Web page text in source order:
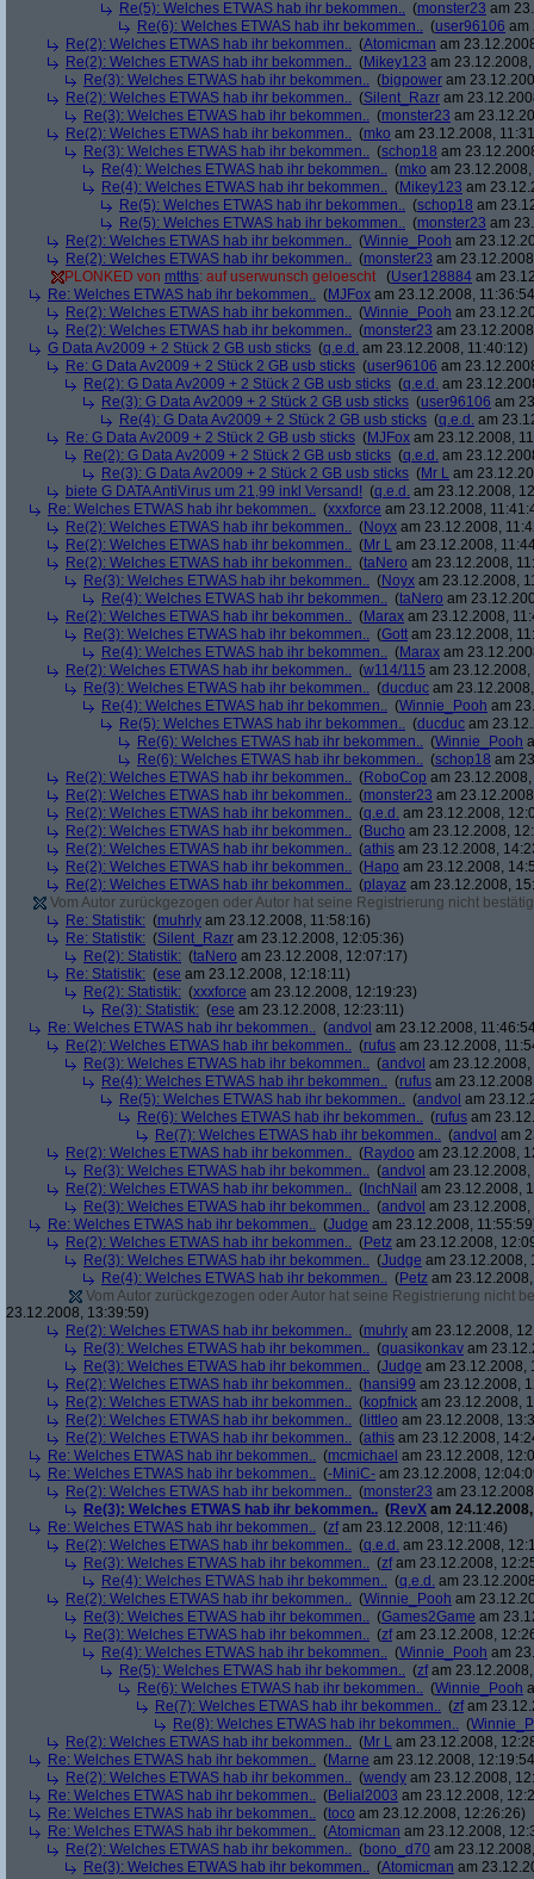
Re(5): Welches ETWAS hab ihr bekommen.. (monster23 am
Re(6): Welches ETWAS hab ihr bekommen.. (user96106 am
Re(2): Welches ETWAS hab ihr bekommen.. (Atomicman am
Re(2): Welches ETWAS hab ihr bekommen.. (Mikey123 am
Re(3): Welches ETWAS hab ihr bekommen.. (bigpower am
Re(2): Welches ETWAS hab ihr bekommen.. (Silent_Razr am
Re(3): Welches ETWAS hab ihr bekommen.. (monster23 am
Re(2): Welches ETWAS hab ihr bekommen.. (mko am 23.12.2008,
Re(3): Welches ETWAS hab ihr bekommen.. (schop18 am
Re(4): Welches ETWAS hab ihr bekommen.. (mko am
Re(4): Welches ETWAS hab ihr bekommen.. (Mikey123 am
Re(5): Welches ETWAS hab ihr bekommen.. (schop18 am
Re(5): Welches ETWAS hab ihr bekommen.. (monster23 am
Re(2): Welches ETWAS hab ihr bekommen.. (Winnie_Pooh am
Re(2): Welches ETWAS hab ihr bekommen.. (monster23 am
PLONKED von mtths: auf userwunsch geloescht (User128884 am
Re: Welches ETWAS hab ihr bekommen.. (MJFox am 23.12.2008,
Re(2): Welches ETWAS hab ihr bekommen.. (Winnie_Pooh am
Re(2): Welches ETWAS hab ihr bekommen.. (monster23 am
G Data Av2009 + 2 Stück 2 GB usb sticks (q.e.d. am 23.12.2008, 11:40:12)
Re: G Data Av2009 + 2 Stück 2 GB usb sticks (user96106 am
Re(2): G Data Av2009 + 2 Stück 2 GB usb sticks (q.e.d. am
Re(3): G Data Av2009 + 2 Stück 2 GB usb sticks (user96106 am
Re(4): G Data Av2009 + 2 Stück 2 GB usb sticks (q.e.d. am
Re: G Data Av2009 + 2 Stück 2 GB usb sticks (MJFox am 23.12.2008,
Re(2): G Data Av2009 + 2 Stück 2 GB usb sticks (q.e.d. am
Re(3): G Data Av2009 + 2 Stück 2 GB usb sticks (Mr L am
biete G DATA AntiVirus um 21,99 inkl Versand! (q.e.d. am 23.12.2008,
Re: Welches ETWAS hab ihr bekommen.. (xxxforce am 23.12.2008,
Re(2): Welches ETWAS hab ihr bekommen.. (Noyx am 23.12.2008,
Re(2): Welches ETWAS hab ihr bekommen.. (Mr L am 23.12.2008,
Re(2): Welches ETWAS hab ihr bekommen.. (taNero am 23.12.2008,
Re(3): Welches ETWAS hab ihr bekommen.. (Noyx am 23.12.2008,
Re(4): Welches ETWAS hab ihr bekommen.. (taNero am
Re(2): Welches ETWAS hab ihr bekommen.. (Marax am 23.12.2008,
Re(3): Welches ETWAS hab ihr bekommen.. (Gott am 23.12.2008,
Re(4): Welches ETWAS hab ihr bekommen.. (Marax am
Re(2): Welches ETWAS hab ihr bekommen.. (w114/115 am 23.12.2008,
Re(3): Welches ETWAS hab ihr bekommen.. (ducduc am
Re(4): Welches ETWAS hab ihr bekommen.. (Winnie_Pooh am
Re(5): Welches ETWAS hab ihr bekommen.. (ducduc am
Re(6): Welches ETWAS hab ihr bekommen.. (Winnie_Pooh
Re(6): Welches ETWAS hab ihr bekommen.. (schop18 am
Re(2): Welches ETWAS hab ihr bekommen.. (RoboCop am
Re(2): Welches ETWAS hab ihr bekommen.. (monster23 am
Re(2): Welches ETWAS hab ihr bekommen.. (q.e.d. am 23.12.2008,
Re(2): Welches ETWAS hab ihr bekommen.. (Bucho am 23.12.2008,
Re(2): Welches ETWAS hab ihr bekommen.. (athis am 23.12.2008,
Re(2): Welches ETWAS hab ihr bekommen.. (Hapo am 23.12.2008,
Re(2): Welches ETWAS hab ihr bekommen.. (playaz am 23.12.2008,
Vom Autor zurückgezogen oder Autor hat seine Registrierung nicht
Re: Statistik: (muhrly am 23.12.2008, 11:58:16)
Re: Statistik: (Silent_Razr am 23.12.2008, 12:05:36)
Re(2): Statistik: (taNero am 23.12.2008, 12:07:17)
Re: Statistik: (ese am 23.12.2008, 12:18:11)
Re(2): Statistik: (xxxforce am 23.12.2008, 12:19:23)
Re(3): Statistik: (ese am 23.12.2008, 12:23:11)
Re: Welches ETWAS hab ihr bekommen.. (andvol am 23.12.2008,
Re(2): Welches ETWAS hab ihr bekommen.. (rufus am 23.12.2008,
Re(3): Welches ETWAS hab ihr bekommen.. (andvol am
Re(4): Welches ETWAS hab ihr bekommen.. (rufus am
Re(5): Welches ETWAS hab ihr bekommen.. (andvol am
Re(6): Welches ETWAS hab ihr bekommen.. (rufus am
Re(7): Welches ETWAS hab ihr bekommen.. (andvol am
Re(2): Welches ETWAS hab ihr bekommen.. (Raydoo am 23.12.2008,
Re(3): Welches ETWAS hab ihr bekommen.. (andvol am
Re(2): Welches ETWAS hab ihr bekommen.. ( InchNail am 23.12.2008,
Re(3): Welches ETWAS hab ihr bekommen.. (andvol am
Re: Welches ETWAS hab ihr bekommen.. (Judge am 23.12.2008,
Re(2): Welches ETWAS hab ihr bekommen.. (Petz am 23.12.2008,
Re(3): Welches ETWAS hab ihr bekommen.. (Judge am 23.12.2008,
Re(4): Welches ETWAS hab ihr bekommen.. (Petz am
Vom Autor zurückgezogen oder Autor hat seine Registrierung nicht
23.12.2008, 13:39:59)
Re(2): Welches ETWAS hab ihr bekommen.. (muhrly am 23.12.2008,
Re(3): Welches ETWAS hab ihr bekommen.. (quasikonkav am
Re(3): Welches ETWAS hab ihr bekommen.. (Judge am 23.12.2008,
Re(2): Welches ETWAS hab ihr bekommen.. (hansi99 am 23.12.2008,
Re(2): Welches ETWAS hab ihr bekommen.. (kopfnick am 23.12.2008,
Re(2): Welches ETWAS hab ihr bekommen.. ( littleo am 23.12.2008,
Re(2): Welches ETWAS hab ihr bekommen.. (athis am 23.12.2008,
Re: Welches ETWAS hab ihr bekommen.. (mcmichael am 23.12.2008,
Re: Welches ETWAS hab ihr bekommen.. (-MiniC- am 23.12.2008,
Re(2): Welches ETWAS hab ihr bekommen.. (monster23 am
Re(3): Welches ETWAS hab ihr bekommen.. (RevX am
Re: Welches ETWAS hab ihr bekommen.. (zfam 23.12.2008, 12:11:46)
Re(2): Welches ETWAS hab ihr bekommen.. (q.e.d. am 23.12.2008,
Re(3): Welches ETWAS hab ihr bekommen.. (zfam 23.12.2008,
Re(4): Welches ETWAS hab ihr bekommen.. (q.e.d. am
Re(2): Welches ETWAS hab ihr bekommen.. (Winnie_Pooh am
Re(3): Welches ETWAS hab ihr bekommen.. (Games2Game am
Re(3): Welches ETWAS hab ihr bekommen.. (zfam 23.12.2008,
Re(4): Welches ETWAS hab ihr bekommen.. (Winnie_Pooh am
Re(5): Welches ETWAS hab ihr bekommen.. (zfam
Re(6): Welches ETWAS hab ihr bekommen.. (Winnie_Pooh
Re(7): Welches ETWAS hab ihr bekommen.. (zfam
Re(8): Welches ETWAS hab ihr bekommen.. (
Re(2): Welches ETWAS hab ihr bekommen.. (Mr L am 23.12.2008,
Re: Welches ETWAS hab ihr bekommen.. (Marne am 23.12.2008,
Re(2): Welches ETWAS hab ihr bekommen.. (wendy am 23.12.2008,
Re: Welches ETWAS hab ihr bekommen.. (Belial2003 am 23.12.2008,
Re: Welches ETWAS hab ihr bekommen.. (toco am 23.12.2008, 12:26:26)
Re: Welches ETWAS hab ihr bekommen.. (Atomicman am 23.12.2008,
Re(2): Welches ETWAS hab ihr bekommen.. (bono_d70 am
Re(3): Welches ETWAS hab ihr bekommen.. (Atomicman am